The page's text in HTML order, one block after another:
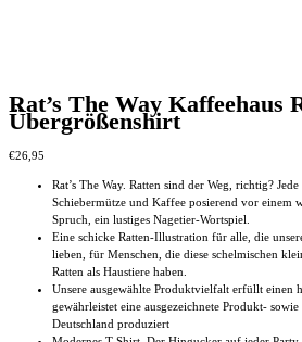
Rat’s The Way Kaffeehaus
Übergrößenshirt
€26,95
Rat’s The Way. Ratten sind der Weg, richtig?
Schiebermütze und Kaffee posierend vor einem
Spruch, ein lustiges Nagetier-Wortspiel.
Eine schicke Ratten-Illustration für alle, die
lieben, für Menschen, die diese schelmischen
Ratten als Haustiere haben.
Unsere ausgewählte Produktvielfalt erfüllt einen
gewährleistet eine ausgezeichnete Produkt-
Deutschland produziert